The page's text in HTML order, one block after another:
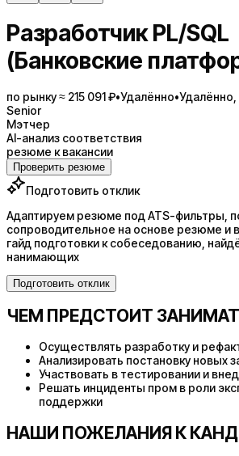
Разработчик PL/SQL
(Банковские
по рынку ≈ 215 091 ₽•Удалённо•
Senior
Мэтчер
AI-анализ соответствия
резюме к вакансии
Проверить резюме
Подготовить отклик
Адаптируем резюме под ATS-фильтры,
сопроводительное на основе резюме и
гайд подготовки к собеседованию,
нанимающих
Подготовить отклик
ЧЕМ ПРЕДСТОИТ
Осуществлять разработку и
Анализировать постановку новых
Участвовать в тестировании и
Решать инциденты пром в роли
поддержки
НАШИ ПОЖЕЛАНИЯ К